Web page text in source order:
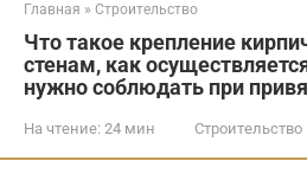
Главная » Строительство
Что такое крепление
стенам, как
нужно соблюдать при
На чтение: 24 мин Строительство